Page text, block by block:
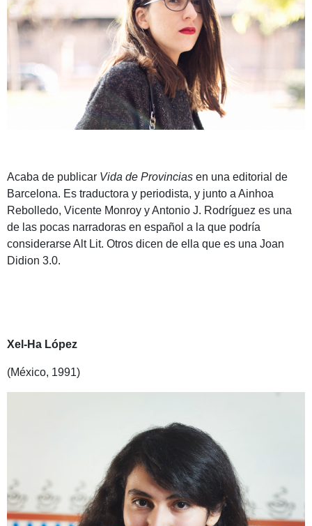
Acaba de publicar Vida de Provincias en una editorial de
Barcelona. Es traductora y periodista, y junto a Ainhoa
Rebolledo, Vicente Monroy y Antonio J. Rodríguez es una
de las pocas narradoras en español a la que podría
considerarse Alt Lit. Otros dicen de ella que es una Joan
Didion 3.0.
Xel-Ha López
(México, 1991)